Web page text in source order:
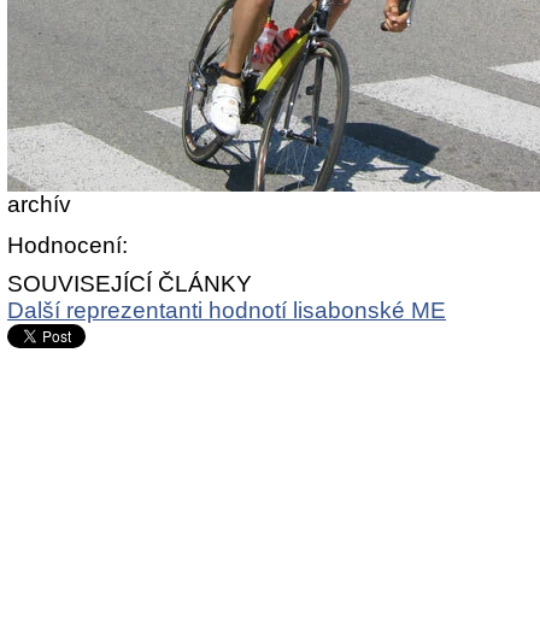
archív
Hodnocení:
SOUVISEJÍCÍ ČLÁNKY
Další reprezentanti hodnotí lisabonské ME